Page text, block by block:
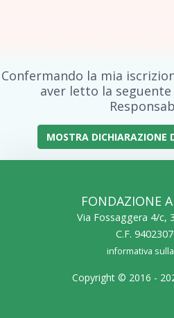
Confermando la mia
aver letto la
MOSTRA DICHIARAZIONE
FONDAZIONE
Via Fossaggera 4/c,
C.F.
informativa
Copyright © 2016 -